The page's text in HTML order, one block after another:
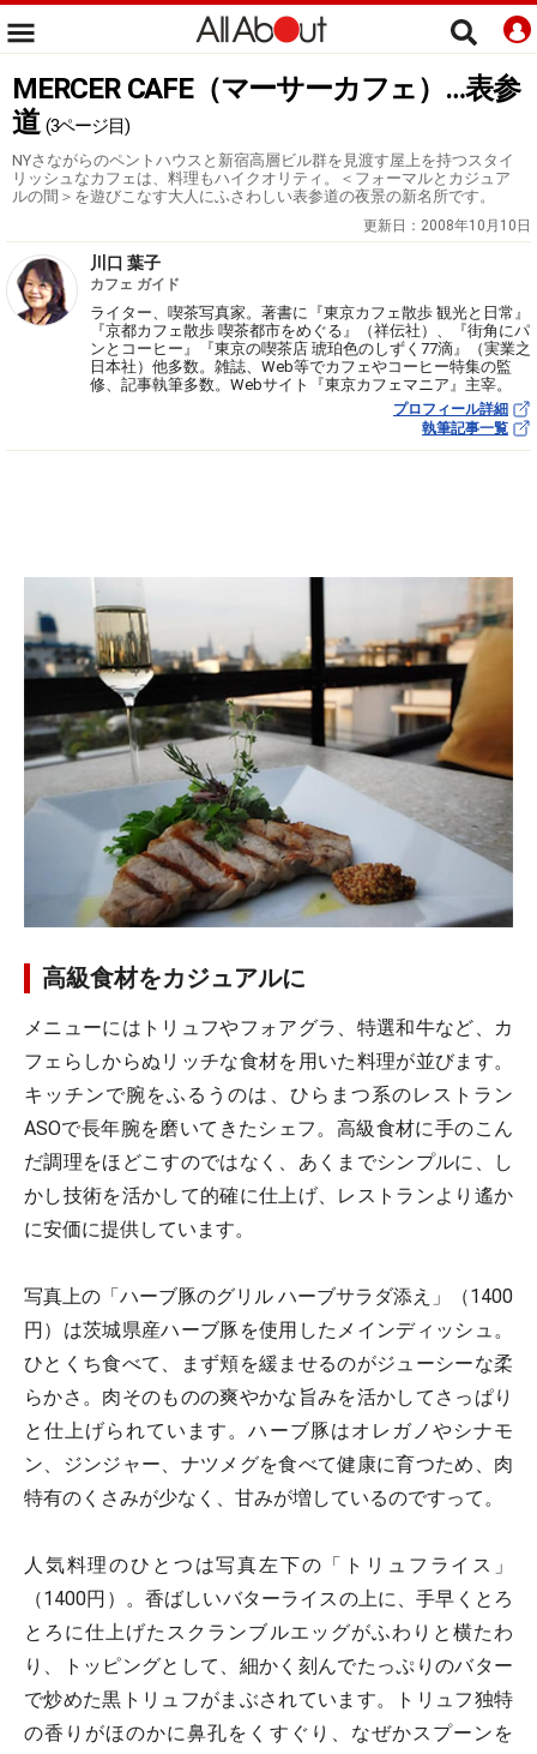
MERCER CAFE（マーサーカフェ）…表参
道 (3ページ目)
NYさながらのペントハウスと新宿高層ビル群を見渡す屋上を持つスタイ
リッシュなカフェは、料理もハイクオリティ。＜フォーマルとカジュア
ルの間＞を遊びこなす大人にふさわしい表参道の夜景の新名所です。
更新日： 2008年10月10日
川口 葉子
カフェ ガイド
ライター、喫茶写真家。著書に『東京カフェ散歩 観光と日常』
『京都カフェ散歩 喫茶都市をめぐる』（祥伝社）、『街角にパ
ンとコーヒー』『東京の喫茶店 琥珀色のしずく77滴』（実業之
日本社）他多数。雑誌、Web等でカフェやコーヒー特集の監
修、記事執筆多数。Webサイト『東京カフェマニア』主宰。
プロフィール詳細
執筆記事一覧
高級食材をカジュアルに
メニューにはトリュフやフォアグラ、特選和牛など、カ
フェらしからぬリッチな食材を用いた料理が並びます。
キッチンで腕をふるうのは、ひらまつ系のレストラン
ASOで長年腕を磨いてきたシェフ。高級食材に手のこん
だ調理をほどこすのではなく、あくまでシンプルに、し
かし技術を活かして的確に仕上げ、レストランより遙か
に安価に提供しています。
写真上の「ハーブ豚のグリル ハーブサラダ添え」（1400
円）は茨城県産ハーブ豚を使用したメインディッシュ。
ひとくち食べて、まず頬を緩ませるのがジューシーな柔
らかさ。肉そのものの爽やかな旨みを活かしてさっぱり
と仕上げられています。ハーブ豚はオレガノやシナモ
ン、ジンジャー、ナツメグを食べて健康に育つため、肉
特有のくさみが少なく、甘みが増しているのですって。
人気料理のひとつは写真左下の「トリュフライス」
（1400円）。香ばしいバターライスの上に、手早くとろ
とろに仕上げたスクランブルエッグがふわりと横たわ
り、トッピングとして、細かく刻んでたっぷりのバター
で炒めた黒トリュフがまぶされています。トリュフ独特
の香りがほのかに鼻孔をくすぐり、なぜかスプーンを